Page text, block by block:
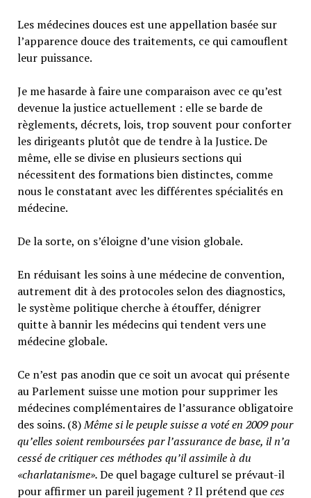
Les médecines douces est une appellation basée sur
l’apparence douce des traitements, ce qui camouflent
leur puissance.
Je me hasarde à faire une comparaison avec ce qu’est
devenue la justice actuellement : elle se barde de
règlements, décrets, lois, trop souvent pour conforter
les dirigeants plutôt que de tendre à la Justice. De
même, elle se divise en plusieurs sections qui
nécessitent des formations bien distinctes, comme
nous le constatant avec les différentes spécialités en
médecine.
De la sorte, on s’éloigne d’une vision globale.
En réduisant les soins à une médecine de convention,
autrement dit à des protocoles selon des diagnostics,
le système politique cherche à étouffer, dénigrer
quitte à bannir les médecins qui tendent vers une
médecine globale.
Ce n’est pas anodin que ce soit un avocat qui présente
au Parlement suisse une motion pour supprimer les
médecines complémentaires de l’assurance obligatoire
des soins. (8)Même si le peuple suisse a voté en 2009 pour
qu’elles soient remboursées par l’assurance de base, il n’a
cessé de critiquer ces méthodes qu’il assimile à du
«charlatanisme».De quel bagage culturel se prévaut-il
pour affirmer un pareil jugement ? Il prétend queces